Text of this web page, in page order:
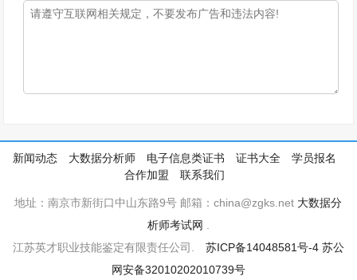
新闻动态 大数据分析师 电子信息类证书 证书大全
学员报名
合作加盟
联系我们
地址：南京市新街口中山东路9号 邮箱：china@zgks.net 大数据分
析师考试网
江苏英才职业技能鉴定有限责任公司. 苏ICP备14048581号-4 苏公
网安备32010202010739号